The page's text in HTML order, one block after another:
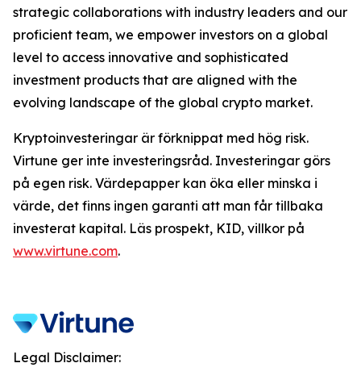
strategic collaborations with industry leaders and our
proficient team, we empower investors on a global
level to access innovative and sophisticated
investment products that are aligned with the
evolving landscape of the global crypto market.
Kryptoinvesteringar är förknippat med hög risk.
Virtune ger inte investeringsråd. Investeringar görs
på egen risk. Värdepapper kan öka eller minska i
värde, det finns ingen garanti att man får tillbaka
investerat kapital. Läs prospekt, KID, villkor på
www.virtune.com.
Legal Disclaimer: